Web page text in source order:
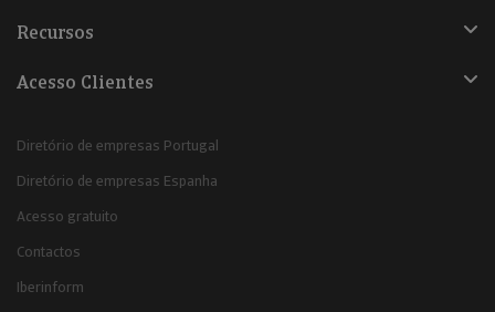
Recursos
Acesso Clientes
Diretório de empresas Portugal
Diretório de empresas Espanha
Acesso gratuito
Contactos
Iberinform